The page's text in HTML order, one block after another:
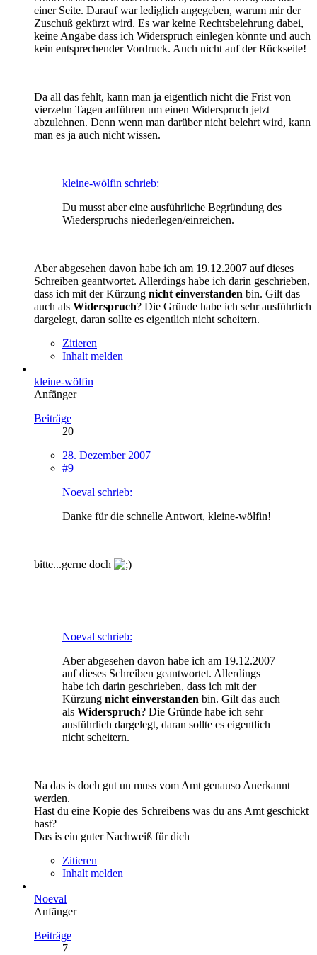
einer Seite. Darauf war lediglich angegeben, warum mir der
Zuschuß gekürzt wird. Es war keine Rechtsbelehrung dabei,
keine Angabe dass ich Widerspruch einlegen könnte und auch
kein entsprechender Vordruck. Auch nicht auf der Rückseite!
Da all das fehlt, kann man ja eigentlich nicht die Frist von
vierzehn Tagen anführen um einen Widerspruch jetzt
abzulehnen. Denn wenn man darüber nicht belehrt wird, kann
man es ja auch nicht wissen.
kleine-wölfin schrieb:
Du musst aber eine ausführliche Begründung des
Wiederspruchs niederlegen/einreichen.
Aber abgesehen davon habe ich am 19.12.2007 auf dieses
Schreiben geantwortet. Allerdings habe ich darin geschrieben,
dass ich mit der Kürzung nicht einverstanden bin. Gilt das
auch als Widerspruch? Die Gründe habe ich sehr ausführlich
dargelegt, daran sollte es eigentlich nicht scheitern.
Zitieren
Inhalt melden
kleine-wölfin
Anfänger
Beiträge
20
28. Dezember 2007
#9
Noeval schrieb:
Danke für die schnelle Antwort, kleine-wölfin!
bitte...gerne doch
Noeval schrieb:
Aber abgesehen davon habe ich am 19.12.2007
auf dieses Schreiben geantwortet. Allerdings
habe ich darin geschrieben, dass ich mit der
Kürzung nicht einverstanden bin. Gilt das auch
als Widerspruch? Die Gründe habe ich sehr
ausführlich dargelegt, daran sollte es eigentlich
nicht scheitern.
Na das is doch gut un muss vom Amt genauso Anerkannt
werden.
Hast du eine Kopie des Schreibens was du ans Amt geschickt
hast?
Das is ein guter Nachweiß für dich
Zitieren
Inhalt melden
Noeval
Anfänger
Beiträge
7